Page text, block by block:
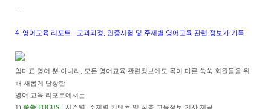
- -
4. 영어교육 리포트 - 교과과정, 인증시험 및 주제별 영어교육 관련 정보가 가득
엄마표 영어 뿐 아니라, 모든 영어교육 관련정보에도 목이 마른 쑥쑥 회원들을 위
해 새롭게 단장한
영어 교육 리포트에서는
1) 쑥쑥 FOCUS - 시즌별, 주제별 컨텐츠 및 심층 교육정보 기사 제공